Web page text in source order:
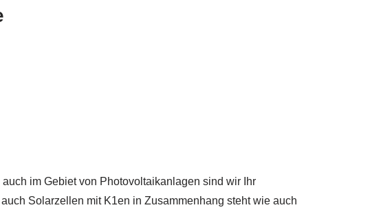
im Gebiet von Photovoltaikanlagen sind wir Ihr
Solarzellen mit K1en in Zusammenhang steht wie auch